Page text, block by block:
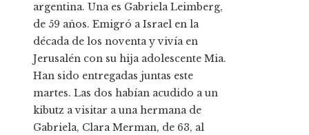
argentina. Una es Gabriela Leimberg,
de 59 años. Emigró a Israel en la
década de los noventa y vivía en
Jerusalén con su hija adolescente Mia.
Han sido entregadas juntas este
martes. Las dos habían acudido a un
kibutz a visitar a una hermana de
Gabriela, Clara Merman, de 63, al